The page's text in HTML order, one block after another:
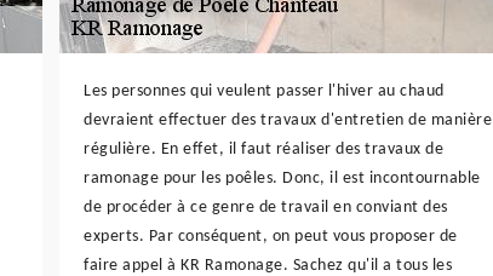
Les personnes qui veulent passer l'hiver au chaud
devraient effectuer des travaux d'entretien de manière
régulière. En effet, il faut réaliser des travaux de
ramonage pour les poêles. Donc, il est incontournable
de procéder à ce genre de travail en conviant des
experts. Par conséquent, on peut vous proposer de
faire appel à KR Ramonage. Sachez qu'il a tous les